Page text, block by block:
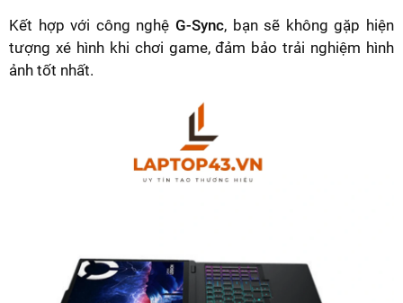
Kết hợp với công nghệ G-Sync, bạn sẽ không gặp hiện
tượng xé hình khi chơi game, đảm bảo trải nghiệm hình
ảnh tốt nhất.